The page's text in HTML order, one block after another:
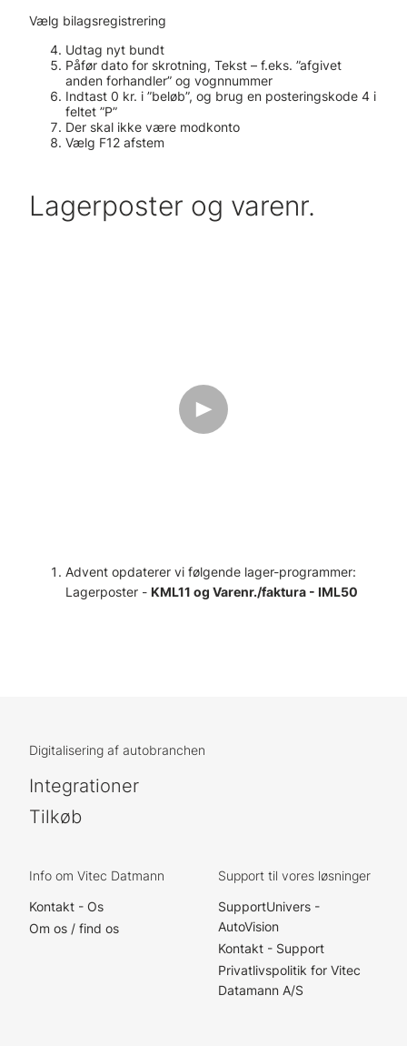
Vælg bilagsregistrering
Udtag nyt bundt
Påfør dato for skrotning, Tekst – f.eks. ”afgivet
anden forhandler” og vognnummer
Indtast 0 kr. i ”beløb”, og brug en posteringskode 4 i
feltet ”P”
Der skal ikke være modkonto
Vælg F12 afstem
Lagerposter og varenr.
Advent opdaterer vi følgende lager-programmer:
Lagerposter - KML11 og Varenr./faktura - IML50
Digitalisering af autobranchen
Integrationer
Tilkøb
Info om Vitec Datmann
Kontakt - Os
Om os / find os
Support til vores løsninger
SupportUnivers -
AutoVision
Kontakt - Support
Privatlivspolitik for Vitec
Datamann A/S